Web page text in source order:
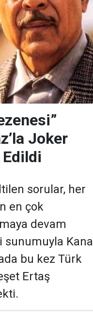
Joker
sorular, her
en çok
devam
sunumuyla Kanal
bu kez Türk
Ertaş